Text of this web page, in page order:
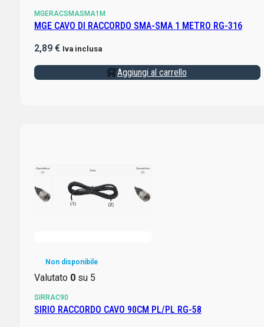
MGERACSMASMA1M
MGE CAVO DI RACCORDO SMA-SMA 1 METRO RG-316
2,89 € Iva inclusa
Aggiungi al carrello
Non disponibile
Valutato 0su 5
SIRRAC90
SIRIO RACCORDO CAVO 90CM PL/PL RG-58